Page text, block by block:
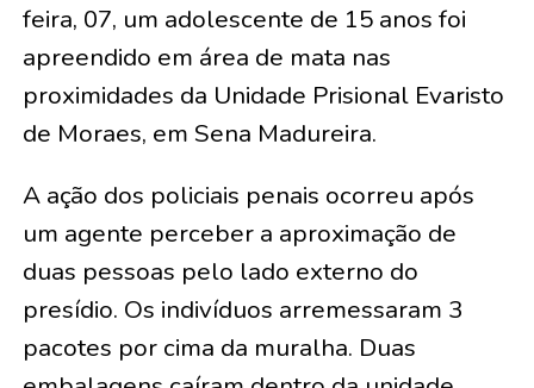
feira, 07, um adolescente de 15 anos foi
apreendido em área de mata nas
proximidades da Unidade Prisional Evaristo
de Moraes, em Sena Madureira.
A ação dos policiais penais ocorreu após
um agente perceber a aproximação de
duas pessoas pelo lado externo do
presídio. Os indivíduos arremessaram 3
pacotes por cima da muralha. Duas